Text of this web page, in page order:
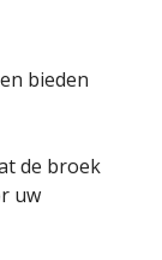
bieden
de broek
uw